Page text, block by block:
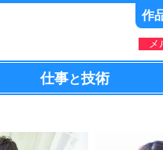
作
メ
仕事と技術